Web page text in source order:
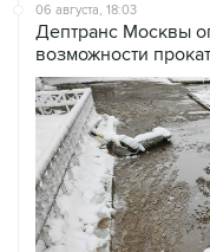
06 августа, 18:03
Дептранс Москвы
возможности